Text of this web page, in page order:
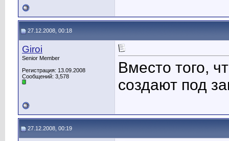
27.12.2008, 00:18
Giroi
Senior Member
Регистрация: 13.09.2008
Сообщений: 3,578
Вместо того,
создают под
27.12.2008, 00:19